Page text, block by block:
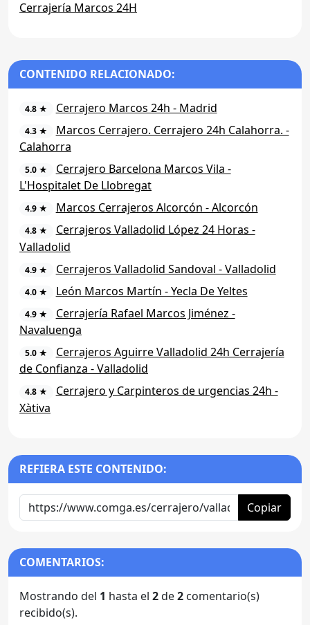
Cerrajería Marcos 24H
CONTENIDO RELACIONADO:
4.8 ★ Cerrajero Marcos 24h - Madrid
4.3 ★
Marcos Cerrajero. Cerrajero 24h Calahorra. -
Calahorra
5.0 ★
Cerrajero Barcelona Marcos Vila -
L'Hospitalet De Llobregat
4.9 ★ Marcos Cerrajeros Alcorcón - Alcorcón
4.8 ★
Cerrajeros Valladolid López 24 Horas -
Valladolid
4.9 ★ Cerrajeros Valladolid Sandoval - Valladolid
4.0 ★ León Marcos Martín - Yecla De Yeltes
4.9 ★
Cerrajería Rafael Marcos Jiménez -
Navaluenga
5.0 ★
Cerrajeros Aguirre Valladolid 24h Cerrajería
de Confianza - Valladolid
4.8 ★
Cerrajero y Carpinteros de urgencias 24h -
Xàtiva
REFIERA ESTE CONTENIDO:
Copiar
COMENTARIOS:
Mostrando del 1 hasta el 2de2 comentario(s)
recibido(s).